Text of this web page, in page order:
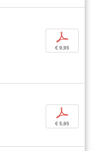
p
€ 9,95
p
€ 5,95